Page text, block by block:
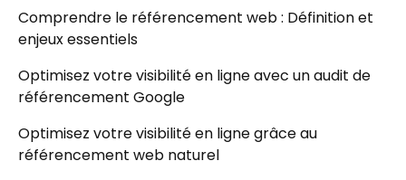
Comprendre le référencement web : Définition et
enjeux essentiels
Optimisez votre visibilité en ligne avec un audit de
référencement Google
Optimisez votre visibilité en ligne grâce au
référencement web naturel